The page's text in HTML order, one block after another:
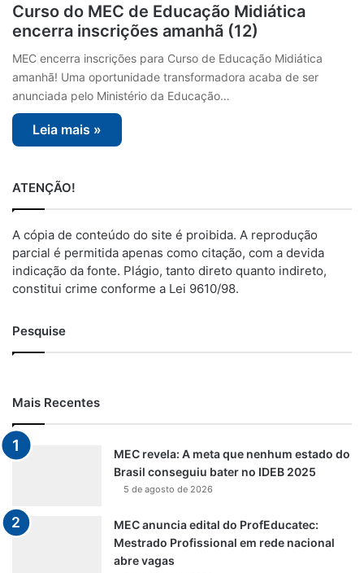
Curso do MEC de Educação Midiática
encerra inscrições amanhã (12)
MEC encerra inscrições para Curso de Educação Midiática
amanhã! Uma oportunidade transformadora acaba de ser
anunciada pelo Ministério da Educação…
Leia mais »
ATENÇÃO!
A cópia de conteúdo do site é proibida. A reprodução
parcial é permitida apenas como citação, com a devida
indicação da fonte. Plágio, tanto direto quanto indireto,
constitui crime conforme a Lei 9610/98.
Pesquise
Mais Recentes
MEC revela: A meta que nenhum estado do
Brasil conseguiu bater no IDEB 2025
5 de agosto de 2026
MEC anuncia edital do ProfEducatec:
Mestrado Profissional em rede nacional
abre vagas